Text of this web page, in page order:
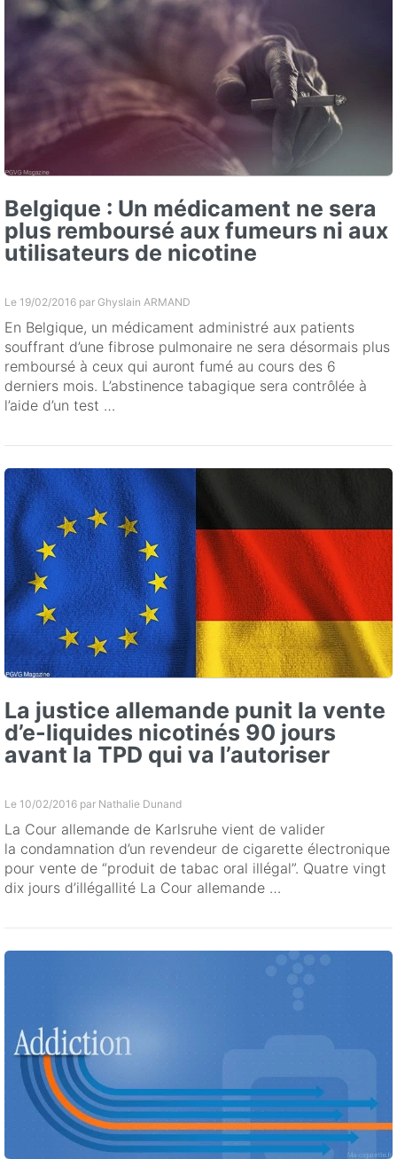
Belgique : Un médicament ne sera
plus remboursé aux fumeurs ni aux
utilisateurs de nicotine
Le 19/02/2016 par Ghyslain ARMAND
En Belgique, un médicament administré aux patients
souffrant d’une fibrose pulmonaire ne sera désormais plus
remboursé à ceux qui auront fumé au cours des 6
derniers mois. L’abstinence tabagique sera contrôlée à
l’aide d’un test …
La justice allemande punit la vente
d’e-liquides nicotinés 90 jours
avant la TPD qui va l’autoriser
Le 10/02/2016 par Nathalie Dunand
La Cour allemande de Karlsruhe vient de valider
la condamnation d’un revendeur de cigarette électronique
pour vente de “produit de tabac oral illégal”. Quatre vingt
dix jours d’illégallité La Cour allemande …